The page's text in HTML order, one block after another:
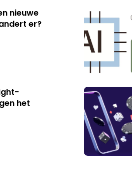
nieuwe
er?
het